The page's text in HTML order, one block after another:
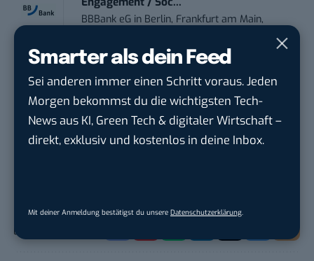
Smarter als dein Feed
Sei anderen immer einen Schritt voraus. Jeden
Morgen bekommst du die wichtigsten Tech-
News aus KI, Green Tech & digitaler Wirtschaft –
direkt, exklusiv und kostenlos in deine Inbox.
Mit deiner Anmeldung bestätigst du unsere Datenschutzerklärung.
BBBank eG in Berlin, Frankfurt am Main,
Senior ASIC Digital Lead – ATPG & M...
Bosch Gruppe inReutlingen